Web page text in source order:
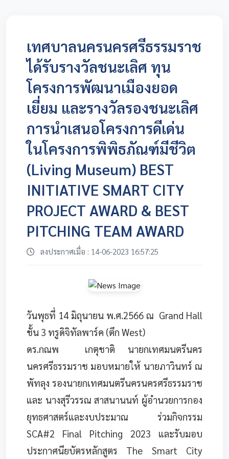
เทศบาลนครนครศรีธรรมราช
ได้รับรางวัลชนะเลิศ ทุน
โครงการพัฒนาเมืองยอด
เยี่ยม และรางวัลรองชนะเลิศ
การนำเสนอโครงการดีเด่น
ในโครงการพิพิธภัณฑ์มีชีวิต
(Living Museum) BEST
INITIATIVE SMART CITY
PROJECT AWARD & BEST
PITCHING TEAM AWARD
ลงประกาศเมื่อ : 14-06-2023 16:57:25
วันพุธที่ 14 มิถุนายน พ.ศ.2566 ณ Grand Hall
ชั้น 3 ทรูดิจิทัลพาร์ค (ตึก West)
ดร.กณพ เกตุชาติ นายกเทศมนตรีนคร
นครศรีธรรมราช มอบหมายให้ นายภาวินทร์ ณ
พัทลุง รองนายกเทศมนตรีนครนครศรีธรรมราช
และ นางสุรีวรรณ สาสนานนท์ ผู้อำนวยการกอง
ยุทธศาสตร์และงบประมาณ ร่วมกิจกรรม
SCA#2 Final Pitching 2023 และรับมอบ
ประกาศนียบัตรหลักสูตร The Smart City